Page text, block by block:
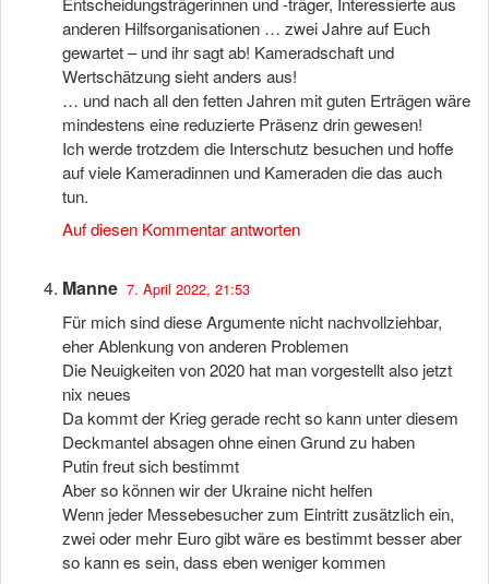
anderen Hilfsorganisationen … zwei Jahre auf Euch
gewartet – und ihr sagt ab! Kameradschaft und
Wertschätzung sieht anders aus!
… und nach all den fetten Jahren mit guten Erträgen wäre
mindestens eine reduzierte Präsenz drin gewesen!
Ich werde trotzdem die Interschutz besuchen und hoffe
auf viele Kameradinnen und Kameraden die das auch
tun.
Auf diesen Kommentar antworten
Manne 7. April 2022, 21:53
Für mich sind diese Argumente nicht nachvollziehbar,
eher Ablenkung von anderen Problemen
Die Neuigkeiten von 2020 hat man vorgestellt also jetzt
nix neues
Da kommt der Krieg gerade recht so kann unter diesem
Deckmantel absagen ohne einen Grund zu haben
Putin freut sich bestimmt
Aber so können wir der Ukraine nicht helfen
Wenn jeder Messebesucher zum Eintritt zusätzlich ein,
zwei oder mehr Euro gibt wãre es bestimmt besser aber
so kann es sein, dass eben weniger kommen